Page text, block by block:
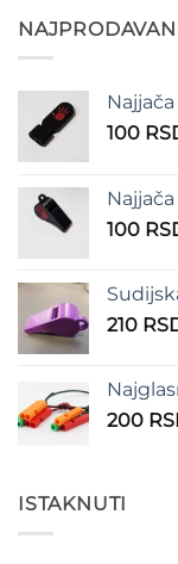
100
100
210
200
ISTAKNUTI